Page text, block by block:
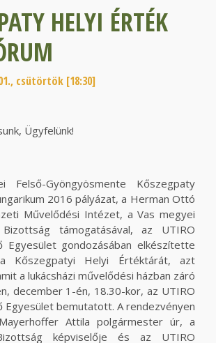
HELYI ÉRTÉK
csütörtök [18:30]
Ügyfelünk!
Gyöngyösmente Kőszegpaty
2016 pályázat, a Herman Ottó
Művelődési Intézet, a Vas megyei
támogatásával, az UTIRO
Egyesület gondozásában elkészítette
Kőszegpatyi Helyi Értéktárát, azt
a lukácsházi művelődési házban záró
december 1-én, 18.30-kor, az UTIRO
bemutatott. A rendezvényen
Attila polgármester úr, a
képviselője és az UTIRO